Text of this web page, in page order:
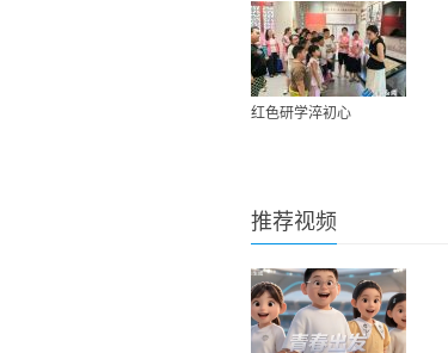
红色研学淬初心
推荐视频